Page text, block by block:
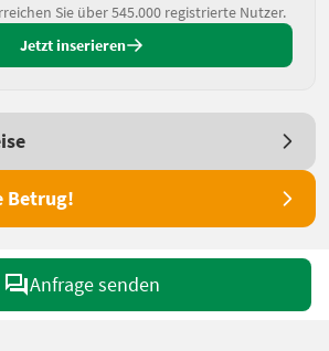
Sie über 545.000 registrierte Nutzer.
Jetzt inserieren
Betrug!
Anfrage senden